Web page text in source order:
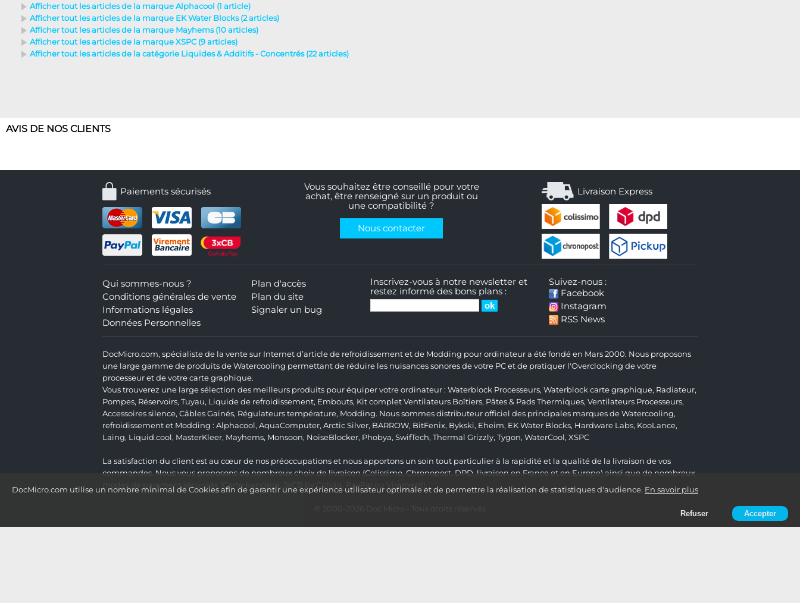
DocMicro.com utilise un nombre minimal de Cookies afin de garantir une expérience utilisateur optimale et de permettre la réalisation de statistiques d'audience. En savoir plus
Refuser Accepter
Afficher tout les articles de la marque Alphacool (1 article)
Afficher tout les articles de la marque EK Water Blocks (2 articles)
Afficher tout les articles de la marque Mayhems (10 articles)
Afficher tout les articles de la marque XSPC (9 articles)
Afficher tout les articles de la catégorie Liquides & Additifs - Concentrés (22 articles)
AVIS DE NOS CLIENTS
Paiements sécurisés
Vous souhaitez être conseillé pour votre
achat, être renseigné sur un produit ou
une compatibilité ?
Nous contacter
Livraison Express
Qui sommes-nous ?
Conditions générales de vente
Informations légales
Données Personnelles
Plan d'accès
Plan du site
Signaler un bug
Inscrivez-vous à notre newsletter et
restez informé des bons plans :
Suivez-nous :
Facebook
Instagram
RSS News
DocMicro.com, spécialiste de la vente sur Internet d’article de refroidissement et de Modding pour ordinateur a été fondé en Mars 2000. Nous proposons
une large gamme de produits de Watercooling permettant de réduire les nuisances sonores de votre PC et de pratiquer l'Overclocking de votre
processeur et de votre carte graphique.
Vous trouverez une large sélection des meilleurs produits pour équiper votre ordinateur : Waterblock Processeurs, Waterblock carte graphique, Radiateur,
Pompes, Réservoirs, Tuyau, Liquide de refroidissement, Embouts, Kit complet Ventilateurs Boîtiers, Pâtes & Pads Thermiques, Ventilateurs Processeurs,
Accessoires silence, Câbles Gainés, Régulateurs température, Modding. Nous sommes distributeur officiel des principales marques de Watercooling,
refroidissement et Modding : Alphacool, AquaComputer, Arctic Silver, BARROW, BitFenix, Bykski, Eheim, EK Water Blocks, Hardware Labs, KooLance,
Laing, Liquid.cool, MasterKleer, Mayhems, Monsoon, NoiseBlocker, Phobya, SwifTech, Thermal Grizzly, Tygon, WaterCool, XSPC
La satisfaction du client est au cœur de nos préoccupations et nous apportons un soin tout particulier à la rapidité et la qualité de la livraison de vos
commandes. Nous vous proposons de nombreux choix de livraison (Colissimo, Chronopost, DPD, livraison en France et en Europe) ainsi que de nombreux
modes de paiement sécurisés (Carte bancaire, 3xCB by Cofidis, PayPal ou Virement).